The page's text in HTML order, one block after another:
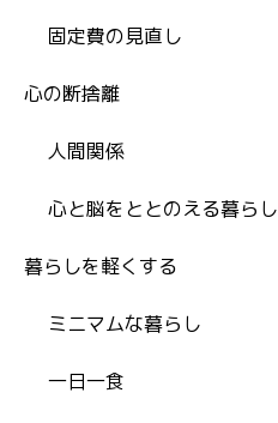
固定費の見直し
心の断捨離
人間関係
心と脳をととのえる暮らし
暮らしを軽くする
ミニマムな暮らし
一日一食